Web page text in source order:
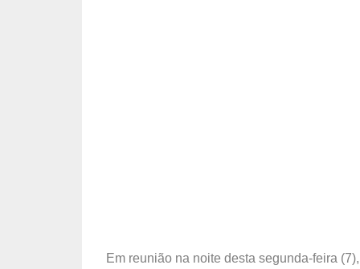
Em reunião na noite desta segunda-feira